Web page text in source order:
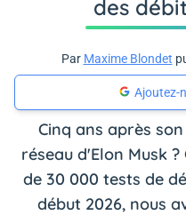
des
Par Maxime Blondet
Ajoutez-
Cinq ans après
réseau d'Elon Musk
de 30 000 tests de
début 2026, nous